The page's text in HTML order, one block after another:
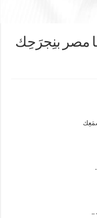
مصر بنِجرَحِك
..